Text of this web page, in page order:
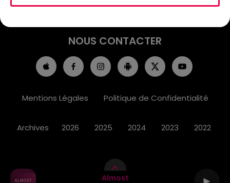
Almost
NOUS CONTACTER
Mentions Légales Politique de Confidentialité
Archives 2026 2025 2024 2023 2022